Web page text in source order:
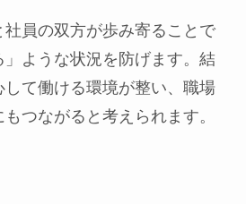
社員の双方が歩み寄ることで
」ような状況を防げます。結
て働ける環境が整い、職場
つながると考えられます。